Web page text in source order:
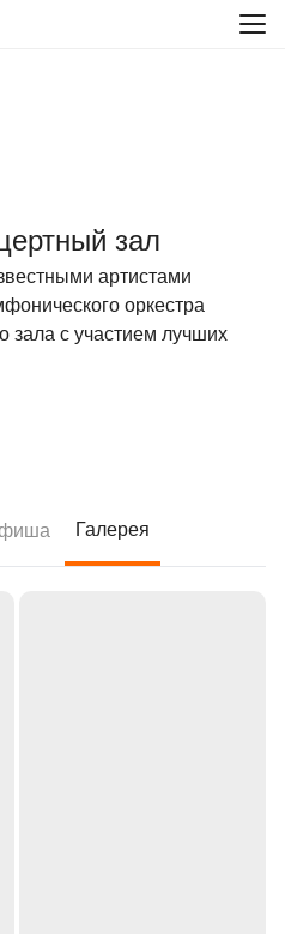
зал
артистами
оркестра
зала с участием лучших
Галерея